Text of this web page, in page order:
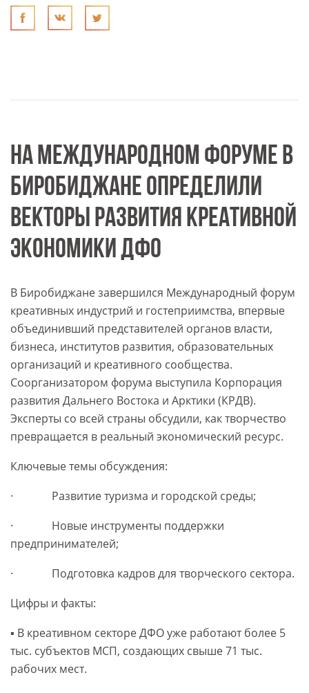
НА МЕЖДУНАРОДНОМ ФОРУМЕ В
БИРОБИДЖАНЕ ОПРЕДЕЛИЛИ
ВЕКТОРЫ РАЗВИТИЯ КРЕАТИВНОЙ
ЭКОНОМИКИ ДФО
В Биробиджане завершился Международный форум
креативных индустрий и гостеприимства, впервые
объединивший представителей органов власти,
бизнеса, институтов развития, образовательных
организаций и креативного сообщества.
Соорганизатором форума выступила Корпорация
развития Дальнего Востока и Арктики (КРДВ).
Эксперты со всей страны обсудили, как творчество
превращается в реальный экономический ресурс.
Ключевые темы обсуждения:
· Развитие туризма и городской среды;
· Новые инструменты поддержки
предпринимателей;
· Подготовка кадров для творческого сектора.
Цифры и факты:
▪️ В креативном секторе ДФО уже работают более 5
тыс. субъектов МСП, создающих свыше 71 тыс.
рабочих мест.